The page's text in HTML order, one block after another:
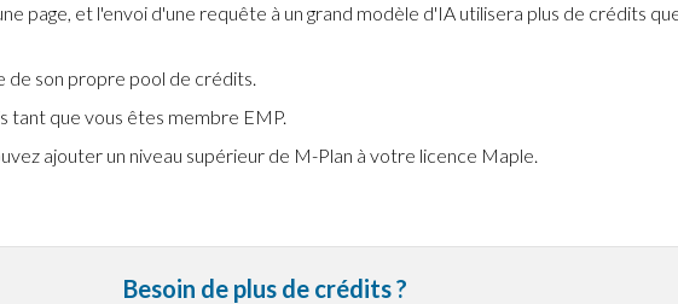
page, et l'envoi d'une requête à un grand modèle d'IA utilisera plus de crédits
de son propre pool de crédits.
tant que vous êtes membre EMP.
ajouter un niveau supérieur de M-Plan à votre licence Maple.
Besoin de plus de crédits ?